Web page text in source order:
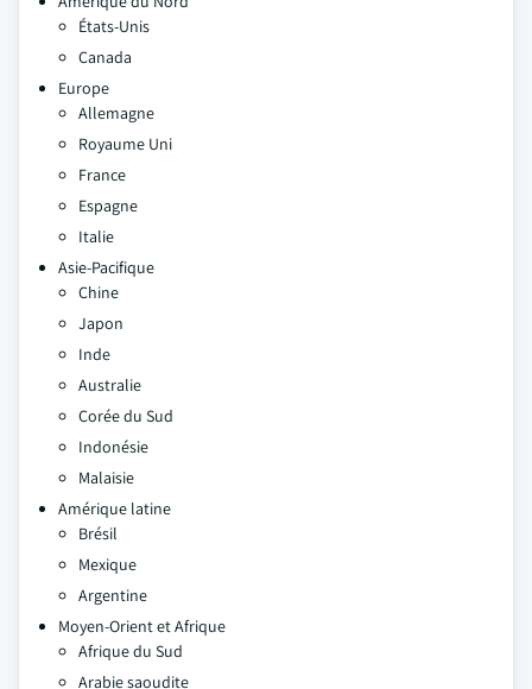
États-Unis
Canada
Europe
Allemagne
Royaume Uni
France
Espagne
Italie
Asie-Pacifique
Chine
Japon
Inde
Australie
Corée du Sud
Indonésie
Malaisie
Amérique latine
Brésil
Mexique
Argentine
Moyen-Orient et Afrique
Afrique du Sud
Arabie saoudite